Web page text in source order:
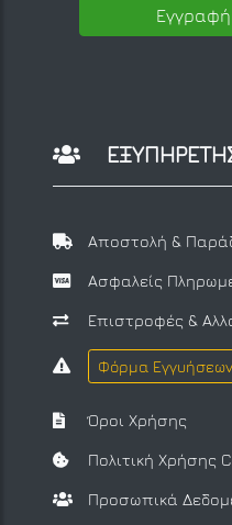
Αποστολή &
Ασφαλείς
Επιστροφές &
Φόρμα Εγγυήσεων
Όροι Χρήσης
Πολιτική Χρήσης
Προσωπικά